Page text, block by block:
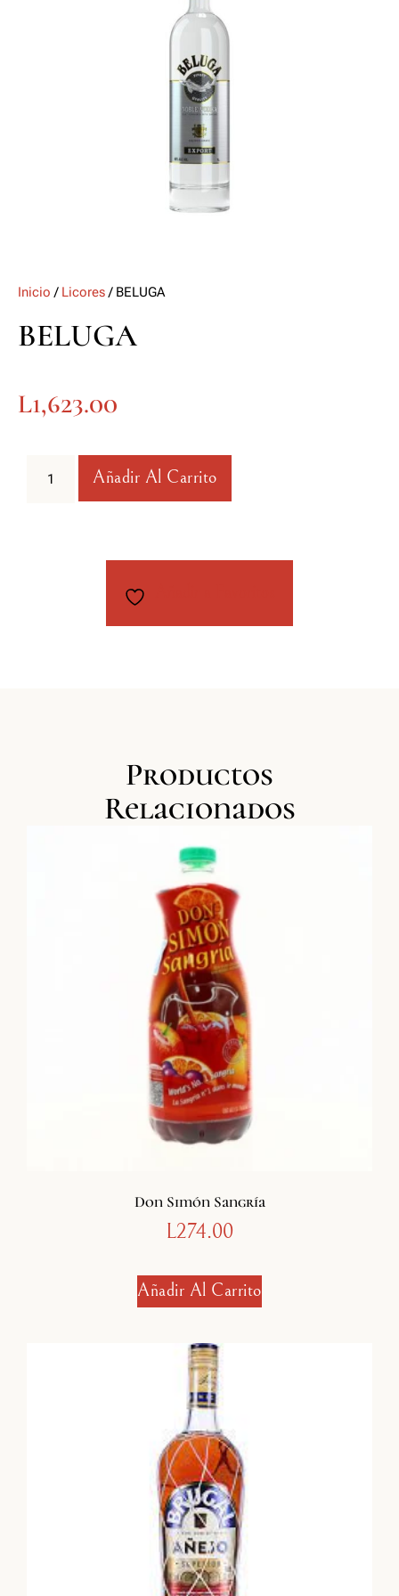
Inicio / Licores/ BELUGA
BELUGA
L1,623.00
Añadir Al Carrito
Productos
Relacionados
Don Simón Sangría
L274.00
Añadir Al Carrito